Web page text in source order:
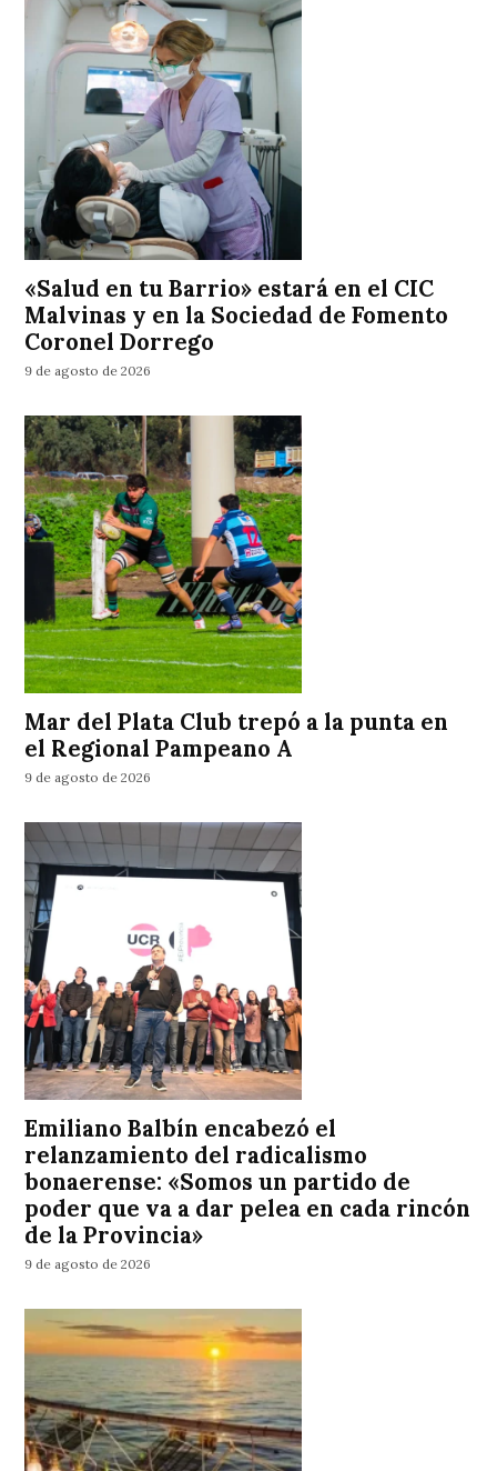
«Salud en tu Barrio» estará en el CIC
Malvinas y en la Sociedad de Fomento
Coronel Dorrego
9 de agosto de 2026
Mar del Plata Club trepó a la punta en
el Regional Pampeano A
9 de agosto de 2026
Emiliano Balbín encabezó el
relanzamiento del radicalismo
bonaerense: «Somos un partido de
poder que va a dar pelea en cada rincón
de la Provincia»
9 de agosto de 2026